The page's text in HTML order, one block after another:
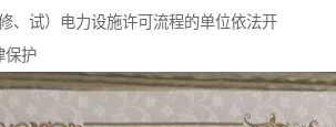
、试）电力设施许可流程的单位依法开
保护